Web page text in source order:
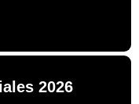
2026